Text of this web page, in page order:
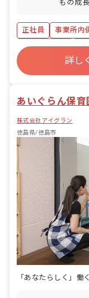
もの成
す。 ・
着脱等
・行事
正社員 事業所内
社会保険完備
有
昇給
詳し
あいぐらん保育
株式会社アイグラン
徳島県/徳島市